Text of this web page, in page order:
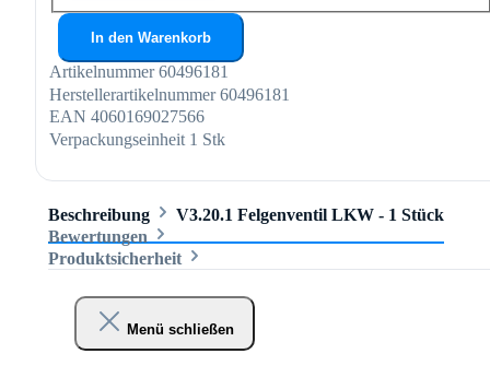
In den Warenkorb
Artikelnummer 60496181
Herstellerartikelnummer 60496181
EAN 4060169027566
Verpackungseinheit 1 Stk
Beschreibung
V3.20.1 Felgenventil LKW - 1 Stück
Bewertungen
Produktsicherheit
Menü schließen